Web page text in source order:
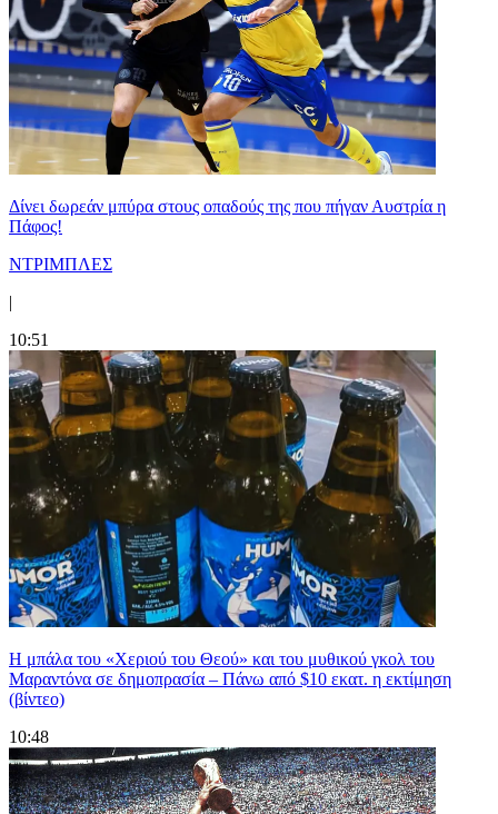
Δίνει δωρεάν μπύρα στους οπαδούς της που πήγαν Αυστρία η
Πάφος!
ΝΤΡΙΜΠΛΕΣ
|
10:51
Η μπάλα του «Χεριού του Θεού» και του μυθικού γκολ του
Μαραντόνα σε δημοπρασία – Πάνω από $10 εκατ. η εκτίμηση
(βίντεο)
10:48